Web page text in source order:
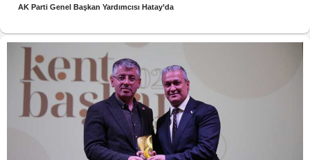
AK Parti Genel Başkan Yardımcısı Hatay’da